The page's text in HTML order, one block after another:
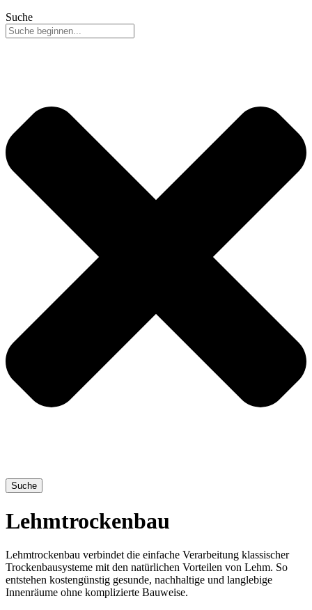
Suche
Suche
Lehmtrockenbau
Lehmtrockenbau verbindet die einfache Verarbeitung klassischer
Trockenbausysteme mit den natürlichen Vorteilen von Lehm. So
entstehen kostengünstig gesunde, nachhaltige und langlebige
Innenräume ohne komplizierte Bauweise.